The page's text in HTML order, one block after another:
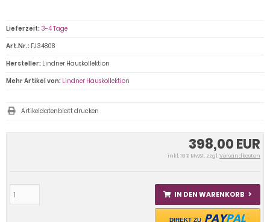
398,00 EUR
inkl. 19 % MwSt. zzgl.Versandkosten
IN DEN WARENKORB
DIREKT ZU PAYPAL
Lieferzeit: 3-4 Tage
Art.Nr.: FJ34808
Hersteller: Lindner Hauskollektion
Mehr Artikel von: Lindner Hauskollektion
Artikeldatenblatt drucken